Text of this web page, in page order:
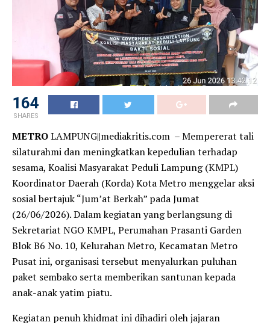
164
SHARES
METROLAMPUNG||mediakritis.com – Mempererat tali
silaturahmi dan meningkatkan kepedulian terhadap
sesama, Koalisi Masyarakat Peduli Lampung (KMPL)
Koordinator Daerah (Korda) Kota Metro menggelar aksi
sosial bertajuk “Jum’at Berkah” pada Jumat
(26/06/2026). Dalam kegiatan yang berlangsung di
Sekretariat NGO KMPL, Perumahan Prasanti Garden
Blok B6 No. 10, Kelurahan Metro, Kecamatan Metro
Pusat ini, organisasi tersebut menyalurkan puluhan
paket sembako serta memberikan santunan kepada
anak-anak yatim piatu.
​Kegiatan penuh khidmat ini dihadiri oleh jajaran